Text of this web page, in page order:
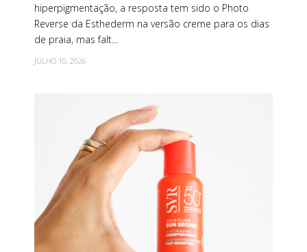
hiperpigmentação, a resposta tem sido o Photo
Reverse da Esthederm na versão creme para os dias
de praia, mas falt...
JULHO 10, 2026